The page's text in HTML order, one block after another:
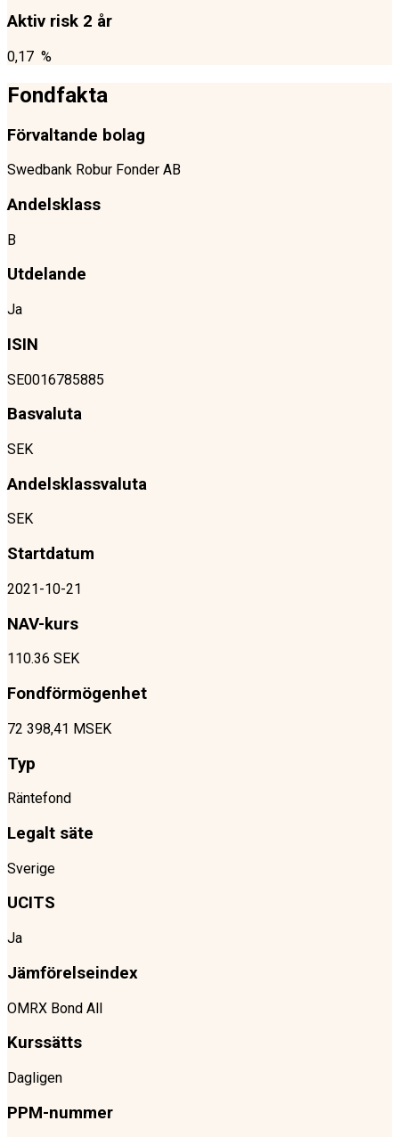
Aktiv risk 2 år
0,17 %
Fondfakta
Förvaltande bolag
Swedbank Robur Fonder AB
Andelsklass
B
Utdelande
Ja
ISIN
SE0016785885
Basvaluta
SEK
Andelsklassvaluta
SEK
Startdatum
2021-10-21
NAV-kurs
110.36 SEK
Fondförmögenhet
72 398,41 MSEK
Typ
Räntefond
Legalt säte
Sverige
UCITS
Ja
Jämförelseindex
OMRX Bond All
Kurssätts
Dagligen
PPM-nummer